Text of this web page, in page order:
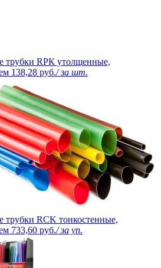
трубки RPК утолщенные,
138,28 руб./ за шт.
трубки RCK тонкостенные,
733,60 руб./ за уп.